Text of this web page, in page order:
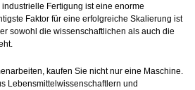
Fertigung ist eine enorme
Faktor für eine erfolgreiche Skalierung ist
sowohl die wissenschaftlichen als auch die
kaufen Sie nicht nur eine Maschine.
Lebensmittelwissenschaftlern und